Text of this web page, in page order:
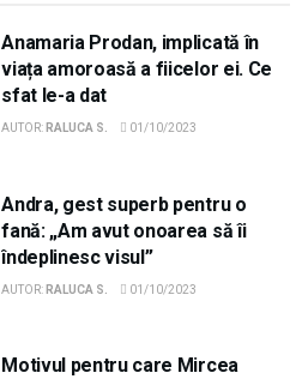
Anamaria Prodan, implicată în
viața amoroasă a fiicelor ei. Ce
sfat le-a dat
AUTOR: RALUCA S. 01/10/2023
Andra, gest superb pentru o
fană: „Am avut onoarea să îi
îndeplinesc visul”
AUTOR: RALUCA S. 01/10/2023
Motivul pentru care Mircea